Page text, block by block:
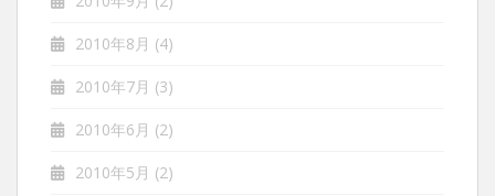
2010年8月 (4)
2010年7月 (3)
2010年6月 (2)
2010年5月 (2)